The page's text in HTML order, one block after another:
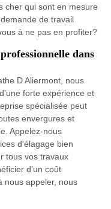
cher qui sont en mesure
de travail
à ne pas en profiter?
dans
D Aliermont, nous
forte expérience et
spécialisée peut
envergures et
Appelez-nous
d'élagage bien
tous vos travaux
d’un coût
nous appeler, nous